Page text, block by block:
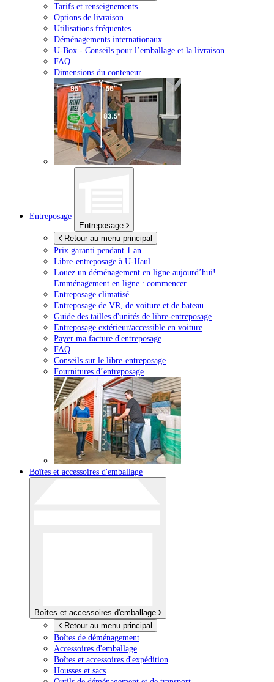
Tarifs et renseignements
Options de livraison
Utilisations fréquentes
Déménagements internationaux
U-Box - Conseils pour l’emballage et la livraison
FAQ
Dimensions du conteneur
Entreposage
Entreposage
Retour au menu principal
Prix garanti pendant 1 an
Libre-entreposage à U-Haul
Louez un déménagement en ligne aujourd’hui!
Emménagement en ligne : commencer
Entreposage climatisé
Entreposage de VR, de voiture et de bateau
Guide des tailles d'unités de libre-entreposage
Entreposage extérieur/accessible en voiture
Payer ma facture d'entreposage
FAQ
Conseils sur le libre-entreposage
Fournitures d’entreposage
Boîtes et accessoires d'emballage
Boîtes et accessoires d'emballage
Retour au menu principal
Boîtes de déménagement
Accessoires d'emballage
Boîtes et accessoires d'expédition
Housses et sacs